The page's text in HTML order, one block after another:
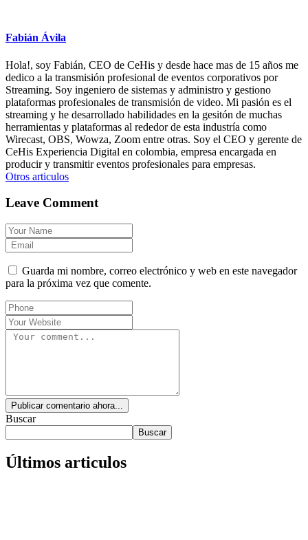
Fabián Ávila
Hola!, soy Fabián, CEO de CeHis y desde hace mas de 15 años me
dedico a la transmisión profesional de eventos corporativos por
Streaming. Soy ingeniero de sistemas y administro y gestiono
plataformas profesionales de transmisión de video. Mi pasión es el
streaming y he desarrollado habilidades en la gesitón de muchas
herramientas y plataformas al rededor de esta industría como
Wirecast, OBS, Wowza, Zoom entre otras. Soy el CEO y gerente de
CeHis Experiencia Digital en colombia, empresa encargada en
producir y transmitir eventos profesionales para empresas.
Otros articulos
Leave Comment
Guarda mi nombre, correo electrónico y web en este navegador
para la próxima vez que comente.
Publicar comentario ahora...
Buscar
Buscar
Últimos articulos